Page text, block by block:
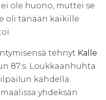
ole huono, muttei se
oli tänään kaikille
tehnyt Kalle
87:s. Loukkaanhuhta
kahdella
yhdeksän